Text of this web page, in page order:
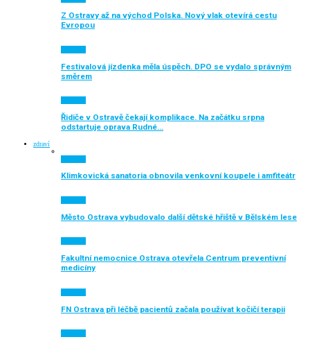
Z Ostravy až na východ Polska. Nový vlak otevírá cestu
Evropou
Festivalová jízdenka měla úspěch. DPO se vydalo správným
směrem
Řidiče v Ostravě čekají komplikace. Na začátku srpna
odstartuje oprava Rudné…
zdraví
Klimkovická sanatoria obnovila venkovní koupele i amfiteátr
Město Ostrava vybudovalo další dětské hřiště v Bělském lese
Fakultní nemocnice Ostrava otevřela Centrum preventivní
medicíny
FN Ostrava při léčbě pacientů začala používat kočičí terapii